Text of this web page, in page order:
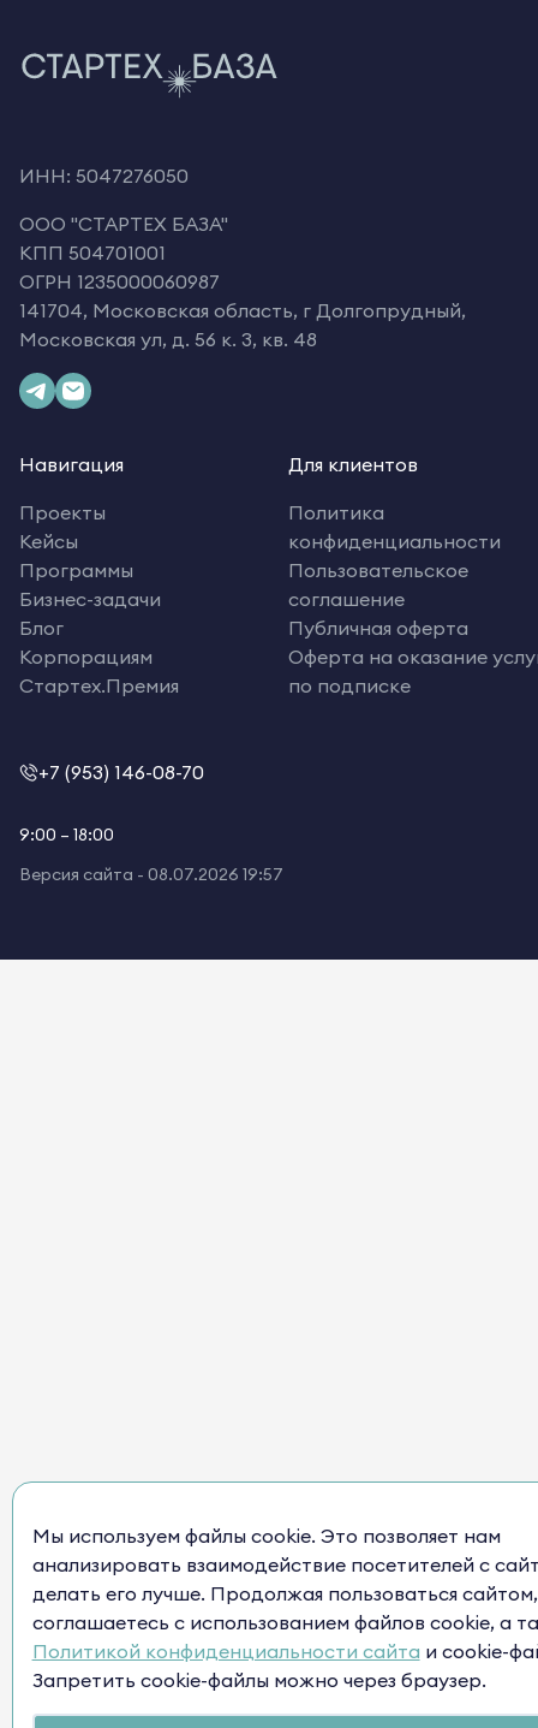
ИНН: 5047276050
OOO "СТАРТЕХ БАЗА"
КПП 504701001
ОГРН 1235000060987
141704, Московская область, г Долгопрудный,
Московская ул, д. 56 к. 3, кв. 48
Навигация
Проекты
Кейсы
Программы
Бизнес-задачи
Блог
Корпорациям
Стартех.Премия
Для клиентов
Политика
конфиденциальности
Пользовательское
соглашение
Публичная оферта
Оферта на оказание
по подписке
+7 (953) 146-08-70
9:00 – 18:00
Версия сайта - 08.07.2026 19:57
Мы используем файлы cookie. Это позволяет нам
анализировать взаимодействие посетителей с
делать его лучше. Продолжая пользоваться
соглашаетесь с использованием файлов cookie, а
Политикой конфиденциальности сайта и cookie-
Запретить cookie-файлы можно через браузер.